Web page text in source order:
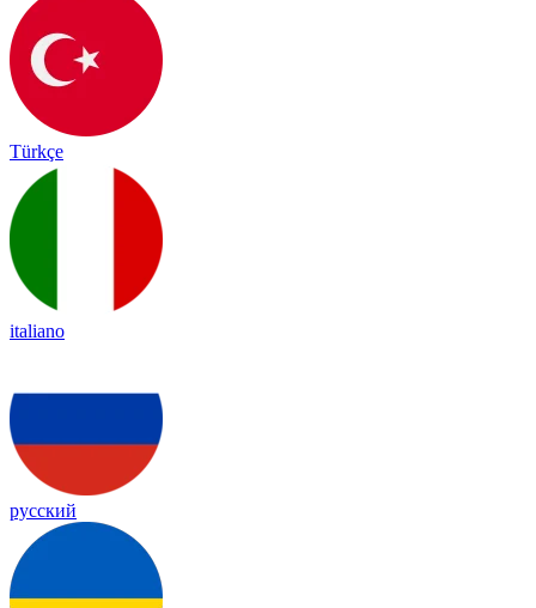
Türkçe
italiano
русский